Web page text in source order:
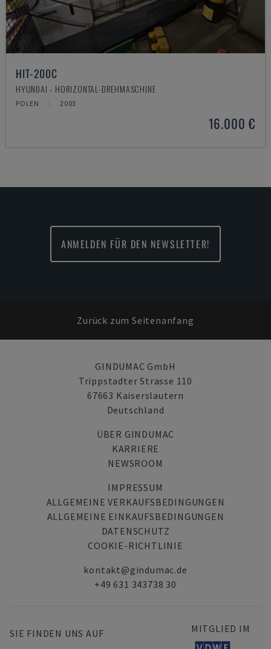
HIT-200C
HYUNDAI - HORIZONTAL-DREHMASCHINE
POLEN 2003
16.000 €
ANMELDEN FÜR DEN NEWSLETTER!
Zurück zum Seitenanfang
GINDUMAC GmbH
Trippstadter Strasse 110
67663 Kaiserslautern
Deutschland
ÜBER GINDUMAC
KARRIERE
NEWSROOM
IMPRESSUM
ALLGEMEINE VERKAUFSBEDINGUNGEN
ALLGEMEINE EINKAUFSBEDINGUNGEN
DATENSCHUTZ
COOKIE-RICHTLINIE
kontakt@gindumac.de
+49 631 343738 30
SIE FINDEN UNS AUF MITGLIED IM